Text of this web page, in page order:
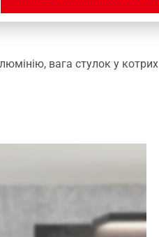
вага стулок у котрих